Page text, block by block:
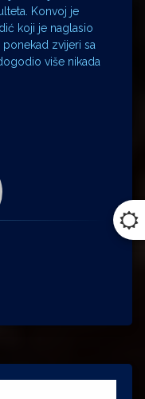
Konvoj je
koji je naglasio
zvijeri sa
više nikada